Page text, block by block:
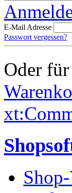
E-Mail Adresse
Passwort vergessen?
Oder